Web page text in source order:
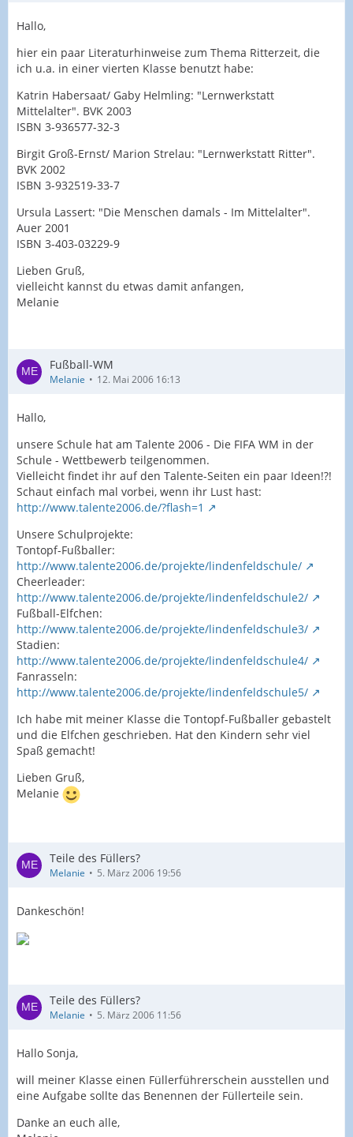
Hallo,
hier ein paar Literaturhinweise zum Thema Ritterzeit, die
ich u.a. in einer vierten Klasse benutzt habe:
Katrin Habersaat/ Gaby Helmling: "Lernwerkstatt
Mittelalter". BVK 2003
ISBN 3-936577-32-3
Birgit Groß-Ernst/ Marion Strelau: "Lernwerkstatt Ritter".
BVK 2002
ISBN 3-932519-33-7
Ursula Lassert: "Die Menschen damals - Im Mittelalter".
Auer 2001
ISBN 3-403-03229-9
Lieben Gruß,
vielleicht kannst du etwas damit anfangen,
Melanie
Fußball-WM
Melanie 12. Mai 2006 16:13
Hallo,
unsere Schule hat am Talente 2006 - Die FIFA WM in der
Schule - Wettbewerb teilgenommen.
Vielleicht findet ihr auf den Talente-Seiten ein paar Ideen!?!
Schaut einfach mal vorbei, wenn ihr Lust hast:
http://www.talente2006.de/?flash=1
Unsere Schulprojekte:
Tontopf-Fußballer:
http://www.talente2006.de/projekte/lindenfeldschule/
Cheerleader:
http://www.talente2006.de/projekte/lindenfeldschule2/
Fußball-Elfchen:
http://www.talente2006.de/projekte/lindenfeldschule3/
Stadien:
http://www.talente2006.de/projekte/lindenfeldschule4/
Fanrasseln:
http://www.talente2006.de/projekte/lindenfeldschule5/
Ich habe mit meiner Klasse die Tontopf-Fußballer gebastelt
und die Elfchen geschrieben. Hat den Kindern sehr viel
Spaß gemacht!
Lieben Gruß,
Melanie
Teile des Füllers?
Melanie 5. März 2006 19:56
Dankeschön!
Teile des Füllers?
Melanie 5. März 2006 11:56
Hallo Sonja,
will meiner Klasse einen Füllerführerschein ausstellen und
eine Aufgabe sollte das Benennen der Füllerteile sein.
Danke an euch alle,